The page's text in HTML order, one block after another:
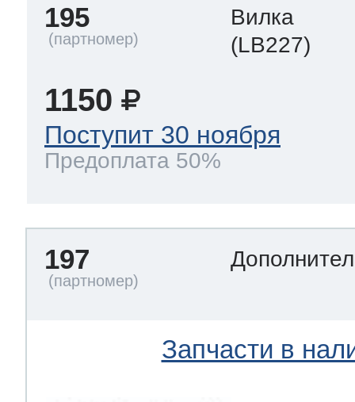
195
Вилка
(LB227)
1150
Поступит 30 ноября
Предоплата 50%
197
Запчасти в